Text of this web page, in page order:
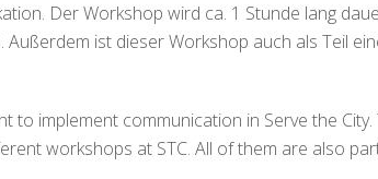
Der Workshop wird ca. 1 Stunde lang
ist dieser Workshop auch als Teil
implement communication in Serve the City.
workshops at STC. All of them are also